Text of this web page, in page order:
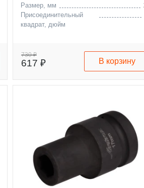
Размер, мм
Присоединительный
квадрат, дюйм
730 ₽
617 ₽ В корзину